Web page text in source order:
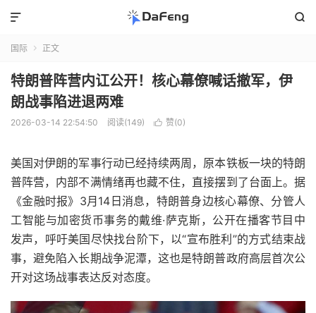


国际  正文
特朗普阵营内讧公开！核心幕僚喊话撤军，伊
朗战事陷进退两难
2026-03-14 22:54:50 阅读(149)  赞(0)
美国对伊朗的军事行动已经持续两周，原本铁板一块的特朗
普阵营，内部不满情绪再也藏不住，直接摆到了台面上。据
《金融时报》3月14日消息，特朗普身边核心幕僚、分管人
工智能与加密货币事务的戴维·萨克斯，公开在播客节目中
发声，呼吁美国尽快找台阶下，以“宣布胜利”的方式结束战
事，避免陷入长期战争泥潭，这也是特朗普政府高层首次公
开对这场战事表达反对态度。